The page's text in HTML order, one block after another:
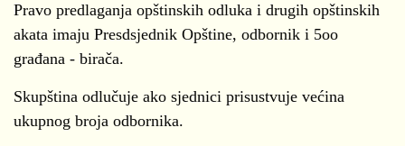
Pravo predlaganja opštinskih odluka i drugih opštinskih
akata imaju Presdsjednik Opštine, odbornik i 5oo
građana - birača.
Skupština odlučuje ako sjednici prisustvuje većina
ukupnog broja odbornika.